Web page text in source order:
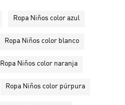
Ropa Niños color azul
Ropa Niños color blanco
Ropa Niños color naranja
Ropa Niños color púrpura